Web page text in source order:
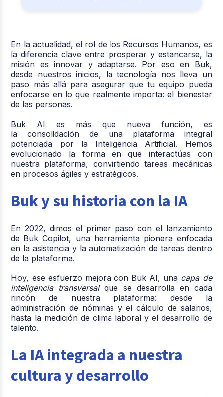
En la actualidad, el rol de los Recursos Humanos, es
la diferencia clave entre prosperar y estancarse, la
misión es innovar y adaptarse. Por eso en Buk,
desde nuestros inicios, la tecnología nos lleva un
paso más allá para asegurar que tu equipo pueda
enfocarse en lo que realmente importa: el bienestar
de las personas.
Buk AI es más que nueva función, es
la consolidación de una plataforma integral
potenciada por la Inteligencia Artificial. Hemos
evolucionado la forma en que interactúas con
nuestra plataforma, convirtiendo tareas mecánicas
en procesos ágiles y estratégicos.
Buk y su historia con la IA
En 2022, dimos el primer paso con el lanzamiento
de Buk Copilot, una herramienta pionera enfocada
en la asistencia y la automatización de tareas dentro
de la plataforma.
Hoy, ese esfuerzo mejora con Buk AI, una capa de
inteligencia transversalque se desarrolla en cada
rincón de nuestra plataforma: desde la
administración de nóminas y el cálculo de salarios,
hasta la medición de clima laboral y el desarrollo de
talento.
La IA integrada a nuestra
cultura y desarrollo